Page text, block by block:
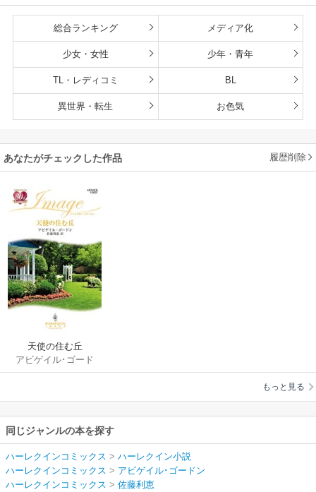
総合ランキング メディア化
少女・女性 少年・青年
TL・レディコミ BL
異世界・転生 お色気
あなたがチェックした作品 履歴削除
天使の住む丘
アビゲイル･ゴード
ン/佐藤利恵
もっと見る
同じジャンルの本を探す
ハーレクインコミックス > ハーレクイン小説
ハーレクインコミックス > アビゲイル･ゴードン
ハーレクインコミックス > 佐藤利恵